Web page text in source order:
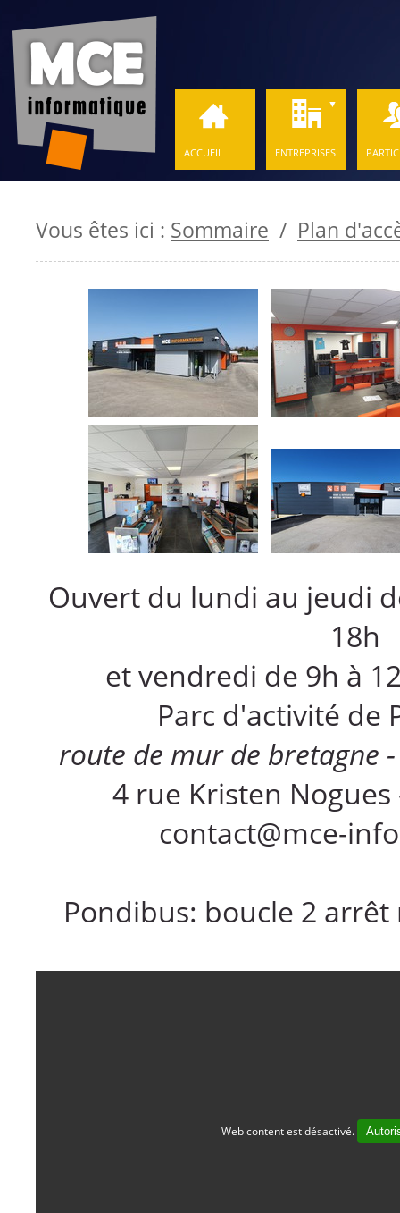
ACCUEIL ENTREPRISES
Vous êtes ici : Sommaire / Plan
Ouvert du lundi au jeudi
18h
et vendredi de 9h à
Parc d'activité de
route de mur de bretagne
4 rue Kristen Nogues
contact@mce-
Pondibus: boucle 2 arrêt
Web content est désactivé.